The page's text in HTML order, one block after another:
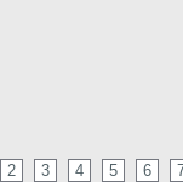
2 3 4 5 6